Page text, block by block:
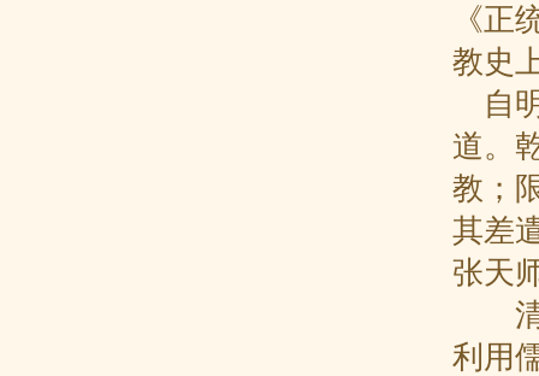
《正
教史
自
道。
教；
其差
张天
清
利用